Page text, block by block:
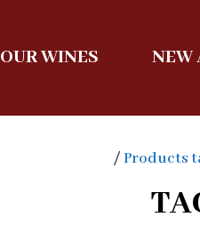
OUR WINES NEW
/Products